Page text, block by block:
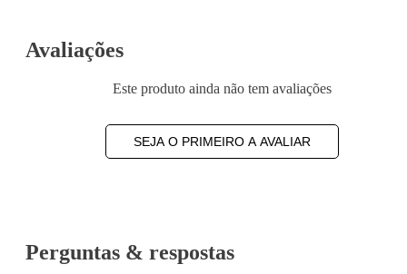
Avaliações
Este produto ainda não tem avaliações
SEJA O PRIMEIRO A AVALIAR
Perguntas & respostas